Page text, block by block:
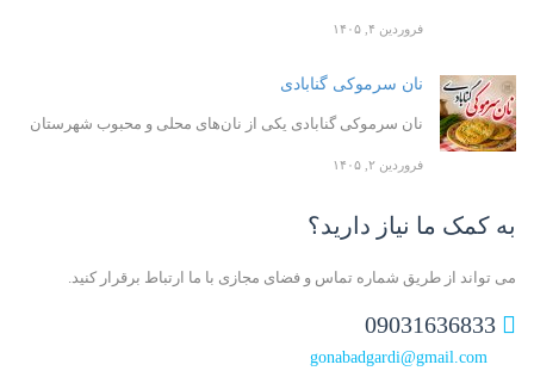
فروردین ۴, ۱۴۰۵
نان سرموکی گنابادی
نان سرموکی گنابادی یکی از نان‌های محلی و محبوب شهرستان
فروردین ۲, ۱۴۰۵
به کمک ما نیاز دارید؟
می تواند از طریق شماره تماس و فضای مجازی با ما ارتباط برقرار کنید.
gonabadgardi@gmail.com